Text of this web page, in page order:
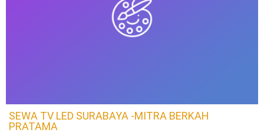
SEWA TV LED SURABAYA -MITRA BERKAH
PRATAMA